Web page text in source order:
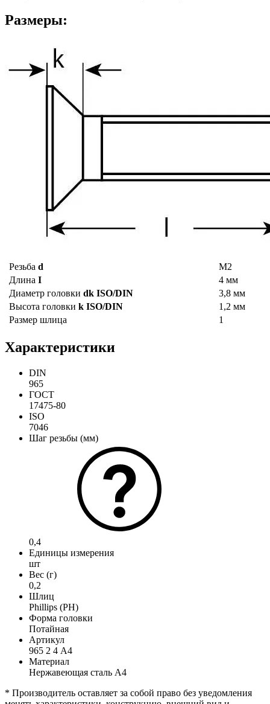
Размеры:
Резьба d
М2
Длина I
4 мм
Диаметр головки dk ISO/DIN
3,8 мм
Высота головки k ISO/DIN
1,2 мм
Размер шлица
1
Характеристики
DIN
965
ГОСТ
17475-80
ISO
7046
Шаг резьбы (мм)
0,4
Единицы измерения
шт
Вес (г)
0,2
Шлиц
Phillips (PH)
Форма головки
Потайная
Артикул
965 2 4 А4
Материал
Нержавеющая сталь А4
* Производитель оставляет за собой право без уведомления